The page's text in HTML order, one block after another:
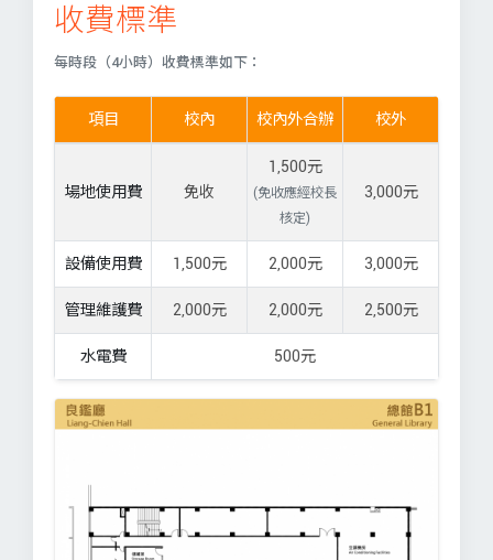
收費標準
每時段（4小時）收費標準如下：
項目 校內 校內外合辦 校外
場地使用費 免收
1,500元
(免收應經校長
核定)
3,000元
設備使用費 1,500元 2,000元 3,000元
管理維護費 2,000元 2,000元 2,500元
水電費 500元